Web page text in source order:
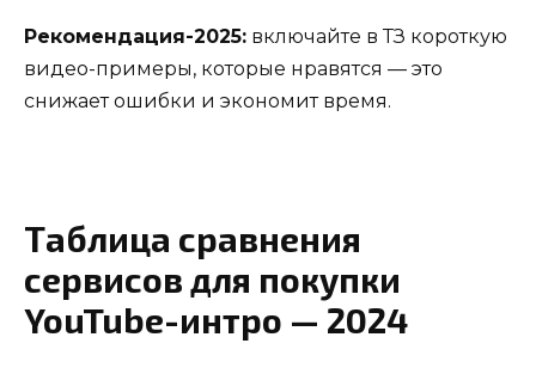
Рекомендация-2025: включайте в ТЗ короткую
видео-примеры, которые нравятся — это
снижает ошибки и экономит время.
Таблица сравнения
сервисов для покупки
YouTube-интро — 2024